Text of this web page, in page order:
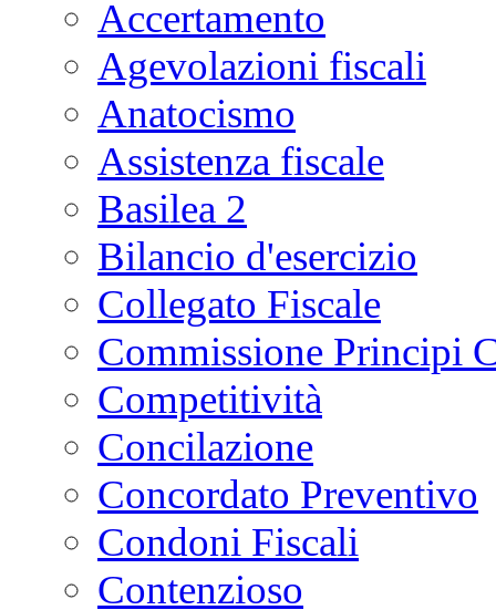
Accertamento
Agevolazioni fiscali
Anatocismo
Assistenza fiscale
Basilea 2
Bilancio d'esercizio
Collegato Fiscale
Commissione Principi
Competitività
Concilazione
Concordato Preventivo
Condoni Fiscali
Contenzioso